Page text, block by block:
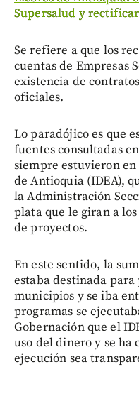
Supersalud y
Se refiere a que los
cuentas de Empresas
existencia de
oficiales.
Lo paradójico es que
fuentes consultadas
siempre estuvieron
de Antioquia (IDEA),
la Administración
plata que le giran a
de proyectos.
En este sentido, la
estaba destinada
municipios y se iba
programas se
Gobernación que el
uso del dinero y se ha
ejecución sea